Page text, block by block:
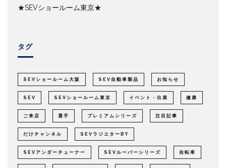
★SEVショールーム東京★
タグ
SEVショールーム大阪 SEV自動車製品 お知らせ
SEV SEVショールーム東京 イベント・出展 健康
ご来店 選手 プレミアムシリーズ 注目記事
だけチャンネル SEVラジエターBY
SEVアンダーチューナー SEVルーパーシリーズ 自転車